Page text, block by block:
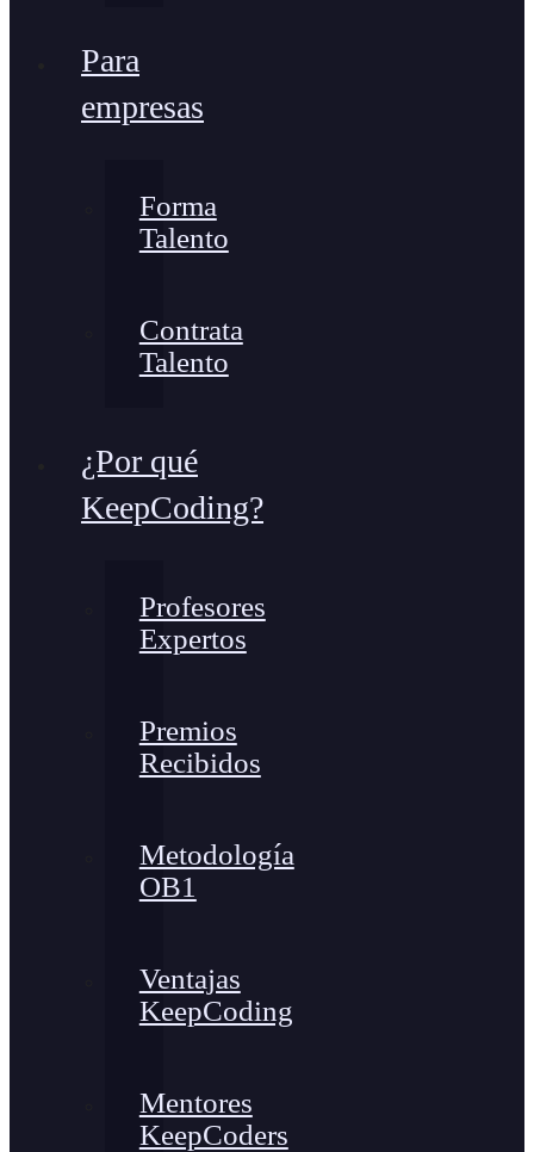
Para
empresas
Forma
Talento
Contrata
Talento
¿Por qué
KeepCoding?
Profesores
Expertos
Premios
Recibidos
Metodología
OB1
Ventajas
KeepCoding
Mentores
KeepCoders